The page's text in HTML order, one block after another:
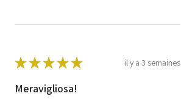
★★★★★ il y a 3 semaines
Meravigliosa!